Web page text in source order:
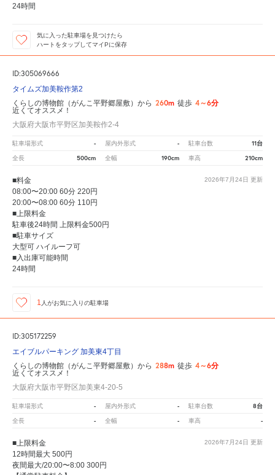
24時間
気に入った駐車場を見つけたら
ハートをタップしてマイPに保存
ID:305069666
タイムズ加美鞍作第2
くらしの博物館（がんこ平野郷屋敷）から 260m 徒歩 4～6分
近くてオススメ！
大阪府大阪市平野区加美鞍作2-4
駐車場形式 - 屋内外形式 - 駐車台数 11台
全長 500cm 全幅 190cm 車高 210cm
2026年7月24日 更新
■料金
08:00〜20:00 60分 220円
20:00〜08:00 60分 110円
■上限料金
駐車後24時間 上限料金500円
■駐車サイズ
大型可 ハイルーフ可
■入出庫可能時間
24時間
1 人がお気に入りの駐車場
ID:305172259
エイブルパーキング 加美東4丁目
くらしの博物館（がんこ平野郷屋敷）から 288m 徒歩 4～6分
近くてオススメ！
大阪府大阪市平野区加美東4-20-5
駐車場形式 - 屋内外形式 - 駐車台数 8台
全長 - 全幅 - 車高 -
2026年7月24日 更新
■上限料金
12時間最大 500円
夜間最大/20:00〜8:00 300円